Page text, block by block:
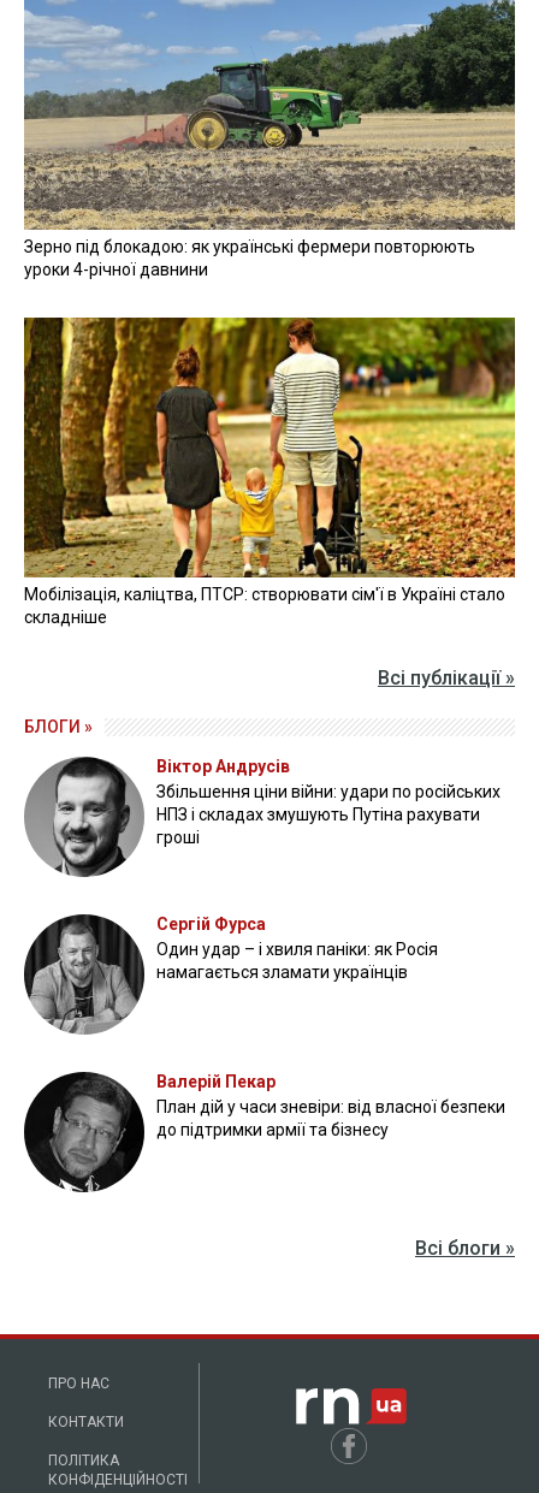
Зерно під блокадою: як українські фермери повторюють
уроки 4-річної давнини
Мобілізація, каліцтва, ПТСР: створювати сім'ї в Україні стало
складніше
Всі публікації »
БЛОГИ »
Віктор Андрусів
Збільшення ціни війни: удари по російських
НПЗ і складах змушують Путіна рахувати
гроші
Сергій Фурса
Один удар – і хвиля паніки: як Росія
намагається зламати українців
Валерій Пекар
План дій у часи зневіри: від власної безпеки
до підтримки армії та бізнесу
Всі блоги »
ПРО НАС
КОНТАКТИ
ПОЛІТИКА
КОНФІДЕНЦІЙНОСТІ